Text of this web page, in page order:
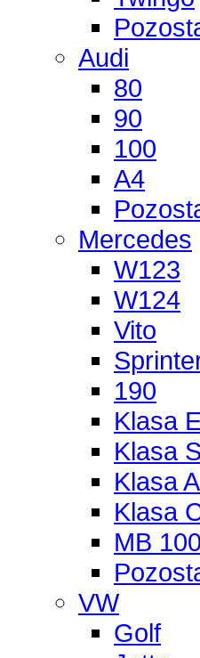
Audi
80
90
100
A4
Mercedes
W123
W124
Vito
190
Klasa
Klasa S
Klasa A
Klasa
MB 100
VW
Golf